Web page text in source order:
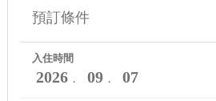
預訂條件
入住時間
2026． 09． 07